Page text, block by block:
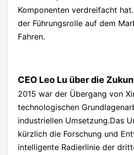
Komponenten verdreifacht
der Führungsrolle auf dem
Fahren.
CEO Leo Lu über die
2015 war der Übergang von
technologischen
industriellen Umsetzung.Das
kürzlich die Forschung und
intelligente Radierlinie der